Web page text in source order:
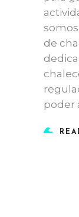
de
poder